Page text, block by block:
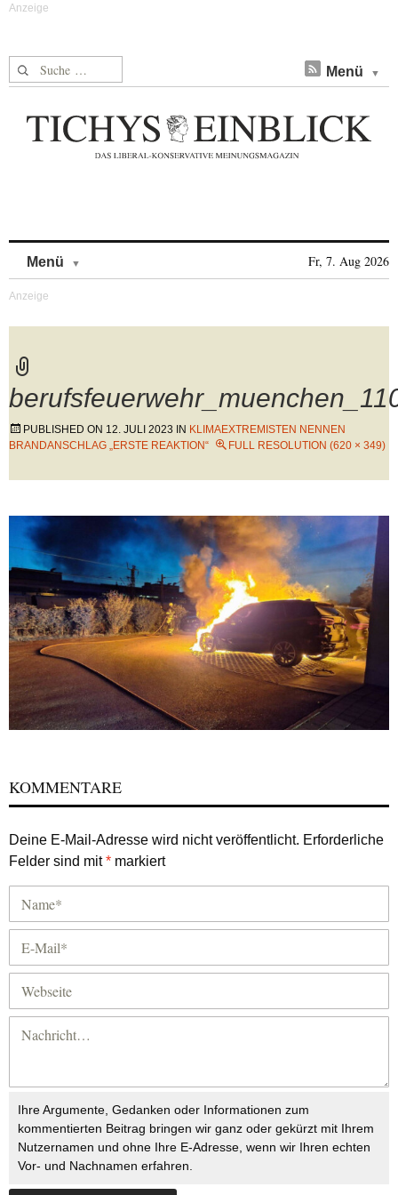
Suche nach: Menü
Menü Fr, 7. Aug 2026
PUBLISHED ON 12. JULI 2023 IN KLIMAEXTREMISTEN NENNEN
BRANDANSCHLAG „ERSTE REAKTION“
FULL RESOLUTION (620 × 349)
KOMMENTARE
Deine E-Mail-Adresse wird nicht veröffentlicht. Erforderliche
Felder sind mit* markiert
Ihre Argumente, Gedanken oder Informationen zum
kommentierten Beitrag bringen wir ganz oder gekürzt mit Ihrem
Nutzernamen und ohne Ihre E-Adresse, wenn wir Ihren echten
Vor- und Nachnamen erfahren.